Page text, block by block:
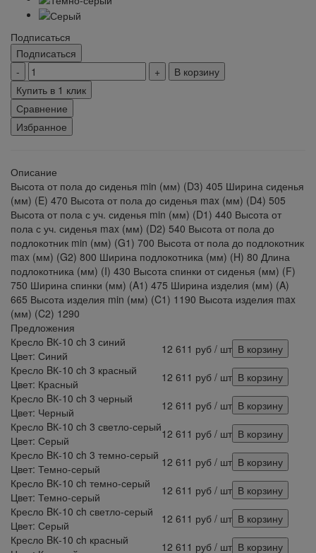
Подписаться
Подписаться
В корзину
Купить в 1 клик
Сравнение
Избранное
Описание
Высота от пола до сиденья min (мм) (D3) 405 Ширина сиденья
(мм) (E) 470 Высота от пола до сиденья max (мм) (D4) 505
Высота от пола с уч. сиденья min (мм) (D1) 440 Высота от
пола с уч. сиденья max (мм) (D2) 540 Высота от пола до
подлокотник min (мм) (G1) 700 Высота от пола до подлокотник
max (мм) (G2) 800 Ширина подлокотника (мм) (H) 80 Длина
подлокотника (мм) (I) 430 Высота спинки от сиденья (мм) (F)
750 Ширина спинки (мм) (A1) 475 Ширина изделия (мм) (A)
665 Высота изделия min (мм) (C1) 1190 Высота изделия max
(мм) (C2) 1290
Предложения
Кресло BК-10 ch 3 синий
Цвет: Синий
12 611 руб / шт В корзину
Кресло BК-10 ch 3 красный
Цвет: Красный
12 611 руб / шт В корзину
Кресло BК-10 ch 3 черный
Цвет: Черный
12 611 руб / шт В корзину
Кресло BК-10 ch 3 светло-серый
Цвет: Серый
12 611 руб / шт В корзину
Кресло BК-10 ch 3 темно-серый
Цвет: Темно-серый
12 611 руб / шт В корзину
Кресло BК-10 ch темно-серый
Цвет: Темно-серый
12 611 руб / шт В корзину
Кресло BК-10 ch светло-серый
Цвет: Серый
12 611 руб / шт В корзину
Кресло BК-10 ch красный
12 611 руб / шт В корзину